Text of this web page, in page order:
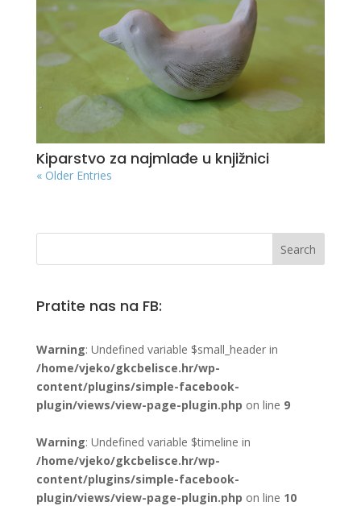
Kiparstvo za najmlađe u knjižnici
« Older Entries
Pratite nas na FB:
Warning: Undefined variable $small_header in
/home/vjeko/gkcbelisce.hr/wp-
content/plugins/simple-facebook-
plugin/views/view-page-plugin.php on line 9
Warning: Undefined variable $timeline in
/home/vjeko/gkcbelisce.hr/wp-
content/plugins/simple-facebook-
plugin/views/view-page-plugin.php on line 10